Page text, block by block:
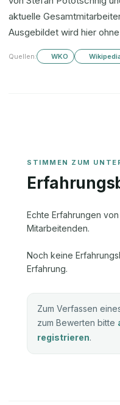
aktuelle
Ausgebildet wird hier
Quellen: WKO
Echte Erfahrungen
Mitarbeitenden.
Noch keine
Erfahrung.
Zum Verfassen
zum Bewerten bitte
registrieren.